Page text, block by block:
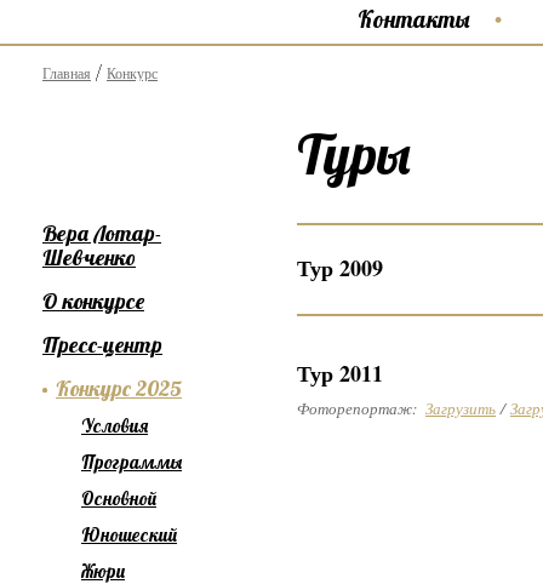
Контакты
Главная Конкурс
Туры
Тур 2009
Тур 2011
Фоторепортаж: Загрузить/
Вера Лотар-
Шевченко
О конкурсе
Пресс-центр
Конкурс 2025
Условия
Программы
Основной
Юношеский
Жюри